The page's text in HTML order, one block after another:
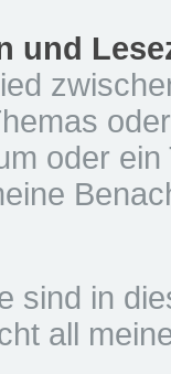
und
oder
sind in
all